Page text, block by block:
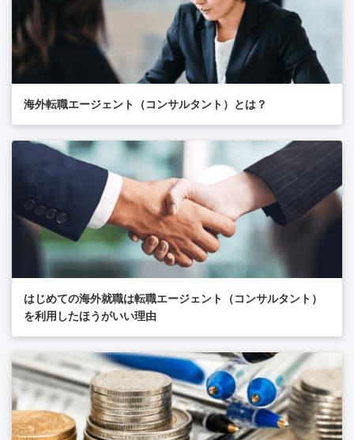
海外転職エージェント（コンサルタント）とは？
はじめての海外就職は転職エージェント（コンサルタント）
を利用したほうがいい理由